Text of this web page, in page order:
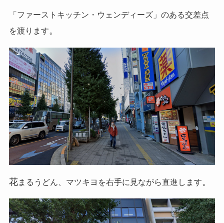
「ファーストキッチン・ウェンディーズ」のある交差点
を渡ります。
花まるうどん、マツキヨを右手に見ながら直進します。